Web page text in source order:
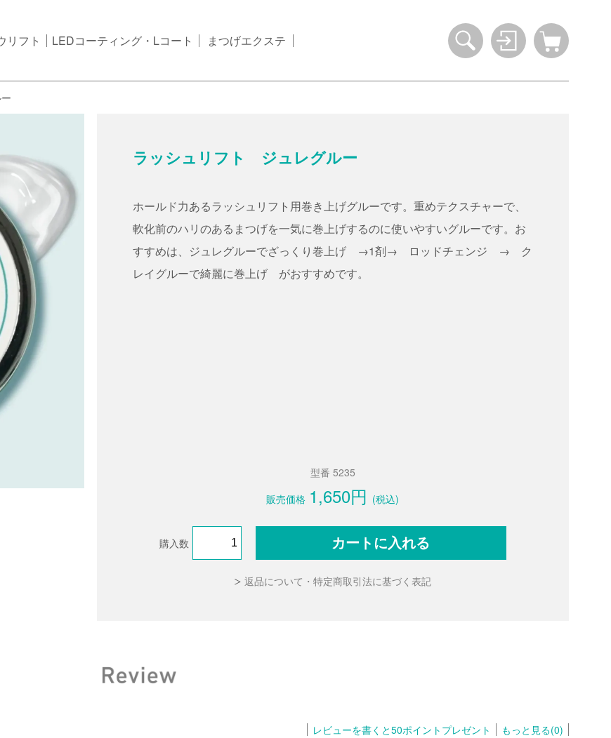
リフト LEDコーティング・Lコート まつげエクステ
ラッシュリフト ジュレグルー
ホールド力あるラッシュリフト用巻き上げグルーです。重めテクスチャーで、
軟化前のハリのあるまつげを一気に巻上げするのに使いやすいグルーです。お
すすめは、ジュレグルーでざっくり巻上げ →1剤→ ロッドチェンジ → ク
レイグルーで綺麗に巻上げ がおすすめです。
型番 5235
販売価格 1,650円 (税込)
購入数 カートに入れる
返品について・特定商取引法に基づく表記
レビューを書くと50ポイントプレゼント もっと見る(0)